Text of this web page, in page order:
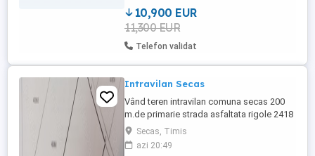
10,900 EUR
11,300 EUR
Telefon validat
Intravilan Secas
Vând teren intravilan comuna secas 200
m.de primarie strada asfaltata rigole 2418
m patrat
Secas, Timis
azi 20:49